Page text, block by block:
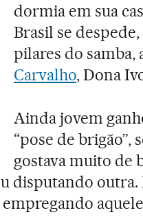
dormia em sua
Brasil se
pilares do samba,
Carvalho, Dona
Ainda jovem
“pose de brigão”,
gostava muito de
disputando outra.
empregando